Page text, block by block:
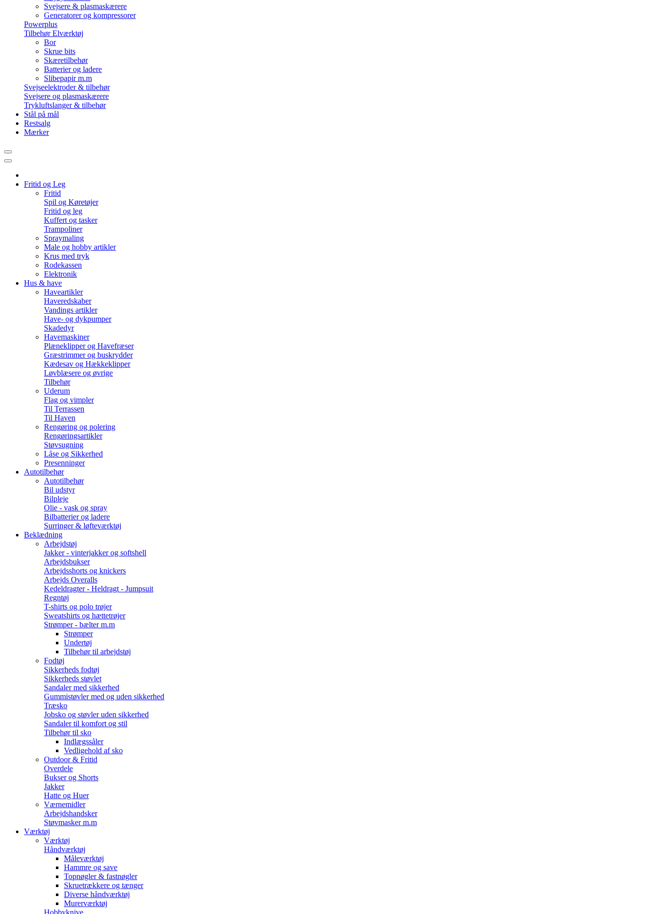
Svejsere & plasmaskærere
Generatorer og kompressorer
Powerplus
Tilbehør Elværktøj
Bor
Skrue bits
Skæretilbehør
Batterier og ladere
Slibepapir m.m
Svejseelektroder & tilbehør
Svejsere og plasmaskærere
Trykluftslanger & tilbehør
Stål på mål
Restsalg
Mærker
Fritid og Leg
Fritid
Spil og Køretøjer
Fritid og leg
Kuffert og tasker
Trampoliner
Spraymaling
Male og hobby artikler
Krus med tryk
Rodekassen
Elektronik
Hus & have
Haveartikler
Haveredskaber
Vandings artikler
Have- og dykpumper
Skadedyr
Havemaskiner
Plæneklipper og Havefræser
Græstrimmer og buskrydder
Kædesav og Hækkeklipper
Løvblæsere og øvrige
Tilbehør
Uderum
Flag og vimpler
Til Terrassen
Til Haven
Rengøring og polering
Rengøringsartikler
Støvsugning
Låse og Sikkerhed
Presenninger
Autotilbehør
Autotilbehør
Bil udstyr
Bilpleje
Olie - vask og spray
Bilbatterier og ladere
Surringer & løfteværktøj
Beklædning
Arbejdstøj
Jakker - vinterjakker og softshell
Arbejdsbukser
Arbejdsshorts og knickers
Arbejds Overalls
Kedeldragter - Heldragt - Jumpsuit
Regntøj
T-shirts og polo trøjer
Sweatshirts og hættetrøjer
Strømper - bælter m.m
Strømper
Undertøj
Tilbehør til arbejdstøj
Fodtøj
Sikkerheds fodtøj
Sikkerheds støvlet
Sandaler med sikkerhed
Gummistøvler med og uden sikkerhed
Træsko
Jobsko og støvler uden sikkerhed
Sandaler til komfort og stil
Tilbehør til sko
Indlægssåler
Vedligehold af sko
Outdoor & Fritid
Overdele
Bukser og Shorts
Jakker
Hatte og Huer
Værnemidler
Arbejdshandsker
Støvmasker m.m
Værktøj
Værktøj
Håndværktøj
Måleværktøj
Hammre og save
Topnøgler & fastnøgler
Skruetrækkere og tænger
Diverse håndværktøj
Murerværktøj
Hobbyknive